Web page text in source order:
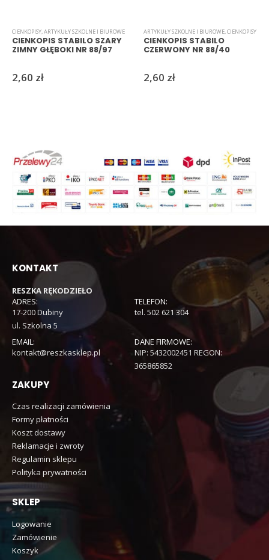
CIENKOPISY,ARTYKUŁY SZKOLNE I BIUROWE
CIENKOPIS STABILO SZARY
ZIMNY GŁĘBOKI NR 88/97
2,60 zł
ARTYKUŁY SZKOLNE I BIUROWE,CIENKOPISY
CIENKOPIS STABILO
CZERWONY NR 88/40
2,60 zł
KONTAKT
RESZKA RĘKODZIEŁO
ADRES:
17-200 Dubiny
ul. Szkolna 5
TELEFON:
tel. 502 621 304
EMAIL:
kontakt@reszkasklep.pl
DANE FIRMOWE:
NIP: 5432002451 REGON:
365865852
ZAKUPY
Czas realizacji zamówienia
Formy płatności
Koszt dostawy
Reklamacje i zwroty
Regulamin sklepu
Polityka prywatności
SKLEP
Logowanie
Zamówienie
Koszyk